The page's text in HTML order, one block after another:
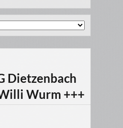
Dietzenbach
Wurm +++